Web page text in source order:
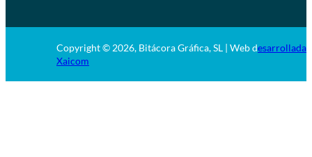
Copyright © 2026, Bitácora Gráfica, SL | Web desarrollada
Xaicom